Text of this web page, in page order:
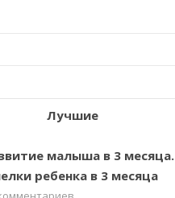
Лучшие
малыша в 3 месяца.
ребенка в 3 месяца